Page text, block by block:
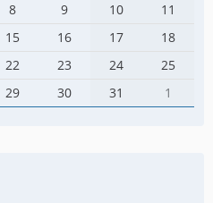
8 9 10
11
15 16 17
18
22 23 24
25
29 30 31 1